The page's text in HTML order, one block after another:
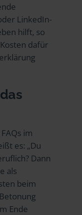
LinkedIn-
hilft, so
dafür
im
es: „Du
Dann
als
beim
Ende